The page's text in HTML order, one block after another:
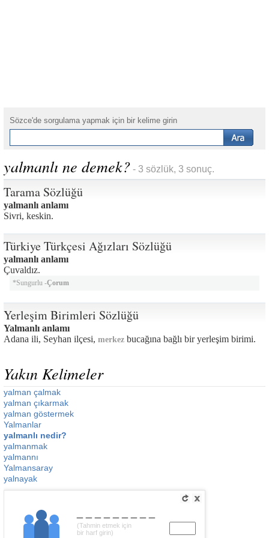
Sözce'de sorgulama yapmak için bir kelime girin
yalmanlı ne demek? - 3 sözlük, 3 sonuç.
Tarama Sözlüğü
yalmanlı anlamı
Sivri, keskin.
Türkiye Türkçesi Ağızları Sözlüğü
yalmanlı anlamı
Çuvaldız.
*Sungurlu -Çorum
Yerleşim Birimleri Sözlüğü
Yalmanlı anlamı
Adana ili, Seyhan ilçesi, merkez bucağına bağlı bir yerleşim birimi.
Yakın Kelimeler
yalman çalmak
yalman çıkarmak
yalman göstermek
Yalmanlar
yalmanlı nedir?
yalmanmak
yalmannı
Yalmansaray
yalnayak
(Tahmin etmek için
bir harf girin)